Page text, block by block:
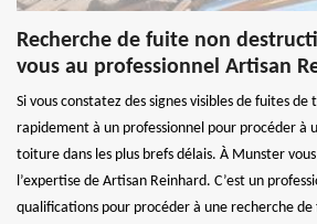
Recherche de fuite non
vous au professionnel Artisan
Si vous constatez des signes visibles de fuites
rapidement à un professionnel pour procéder à
toiture dans les plus brefs délais. À Munster
l’expertise de Artisan Reinhard. C’est un
qualifications pour procéder à une recherche de